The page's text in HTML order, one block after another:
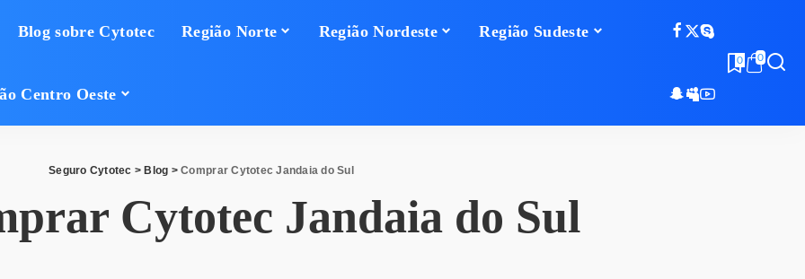
Blog sobre Cytotec Região Norte Região Nordeste Região Sudeste
Centro Oeste
0 0
Seguro Cytotec > Blog >Comprar Cytotec Jandaia do Sul
Cytotec Jandaia do Sul